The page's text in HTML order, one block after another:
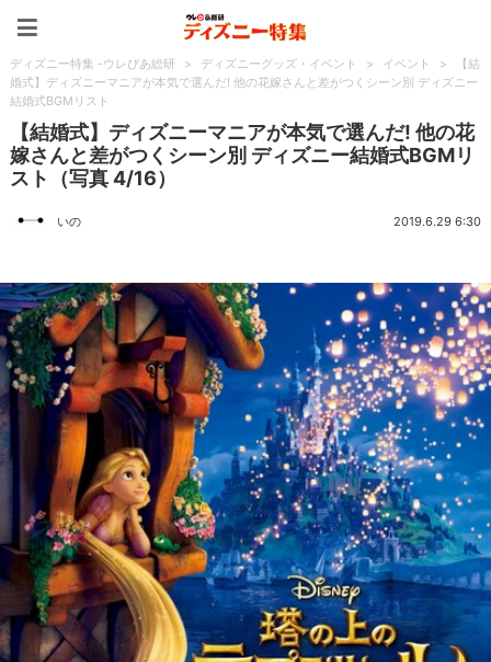
ディズニー特集 -ウレぴあ総研 > ディズニーグッズ・イベント > イベント >
【結
婚式】ディズニーマニアが本気で選んだ! 他の花嫁さんと差がつくシーン別 ディズニー
結婚式BGMリスト
【結婚式】ディズニーマニアが本気で選んだ! 他の花
嫁さんと差がつくシーン別 ディズニー結婚式BGMリ
スト（写真 4/16）
いの 2019.6.29 6:30